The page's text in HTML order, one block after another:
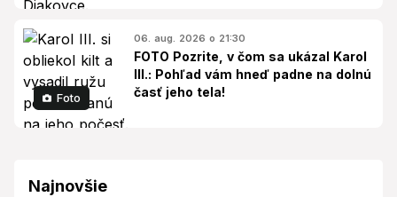
Foto
06. aug. 2026 o 21:30
FOTO Pozrite, v čom sa ukázal Karol
III.: Pohľad vám hneď padne na dolnú
časť jeho tela!
Najnovšie